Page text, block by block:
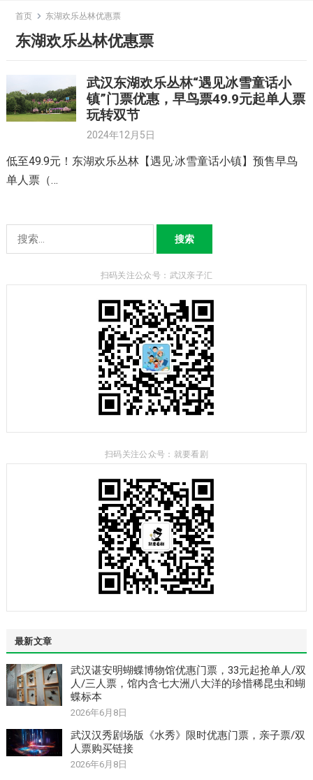
content
首页 东湖欢乐丛林优惠票
东湖欢乐丛林优惠票
武汉东湖欢乐丛林“遇见冰雪童话小
镇”门票优惠，早鸟票49.9元起单人票
玩转双节
2024年12月5日
低至49.9元！东湖欢乐丛林【遇见·冰雪童话小镇】预售早鸟
单人票（…
索：
扫码关注公众号：武汉亲子汇
扫码关注公众号：就要看剧
最新文章
武汉谌安明蝴蝶博物馆优惠门票，33元起抢单人/双
人/三人票，馆内含七大洲八大洋的珍惜稀昆虫和蝴
蝶标本
2026年6月8日
武汉汉秀剧场版《水秀》限时优惠门票，亲子票/双
人票购买链接
2026年6月8日